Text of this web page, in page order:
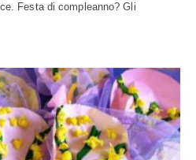
Festa di compleanno? Gli